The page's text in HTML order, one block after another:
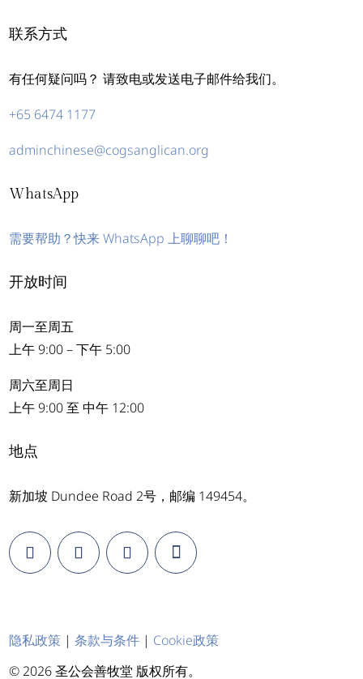
联系方式
有任何疑问吗？ 请致电或发送电子邮件给我们。
+65 6474 1177
adminchinese@cogsanglican.org
WhatsApp
需要帮助？快来 WhatsApp 上聊聊吧！
开放时间
周一至周五
上午 9:00 – 下午 5:00
周六至周日
上午 9:00 至 中午 12:00
地点
新加坡 Dundee Road 2号，邮编 149454。
© 2026 圣公会善牧堂 版权所有。
隐私政策 |条款与条件 | Cookie政策